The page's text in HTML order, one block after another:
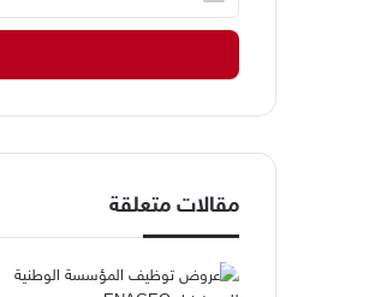
ي
ك
إ
ك
ت
و
مقالات متعلقة